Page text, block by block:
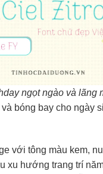
ngọt ngào và lãng
bóng bay cho ngày
với tông màu kem,
xu hướng trang trí